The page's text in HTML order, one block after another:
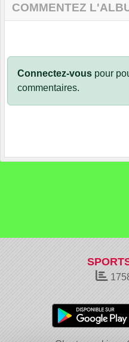
COMMENTEZ
Connectez-vous pour
commentaires.